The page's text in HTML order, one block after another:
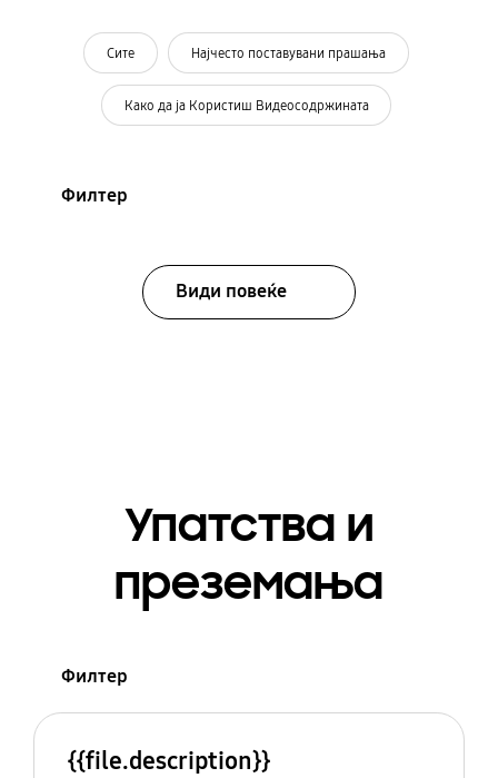
Сите Најчесто поставувани прашања
Како да ја Користиш Видеосодржината
Филтер
Види повеќе
Упатства и
преземања
Филтер
{{file.description}}